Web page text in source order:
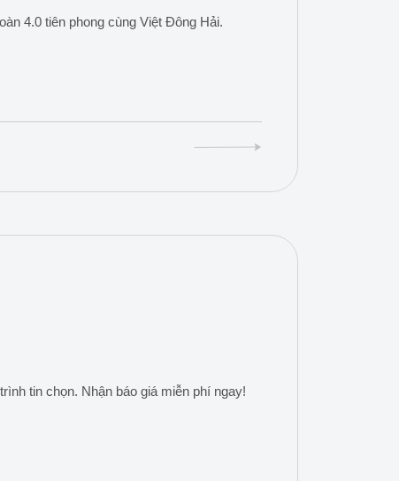
4.0 tiên phong cùng Việt Đông Hải.
tin chọn. Nhận báo giá miễn phí ngay!